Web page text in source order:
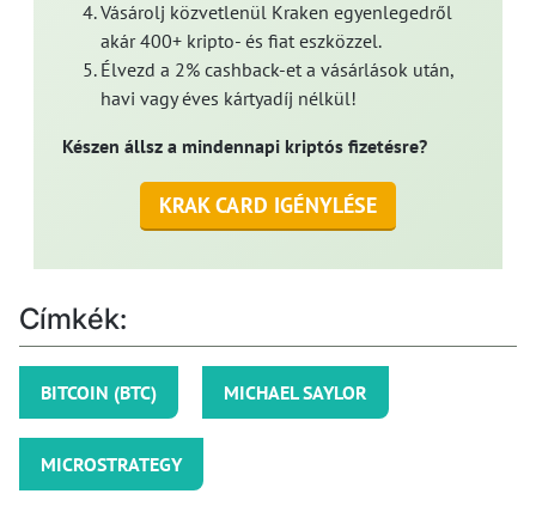
Vásárolj közvetlenül Kraken egyenlegedről
akár 400+ kripto- és fiat eszközzel.
Élvezd a 2% cashback-et a vásárlások után,
havi vagy éves kártyadíj nélkül!
Készen állsz a mindennapi kriptós fizetésre?
KRAK CARD IGÉNYLÉSE
Címkék:
BITCOIN (BTC) MICHAEL SAYLOR
MICROSTRATEGY